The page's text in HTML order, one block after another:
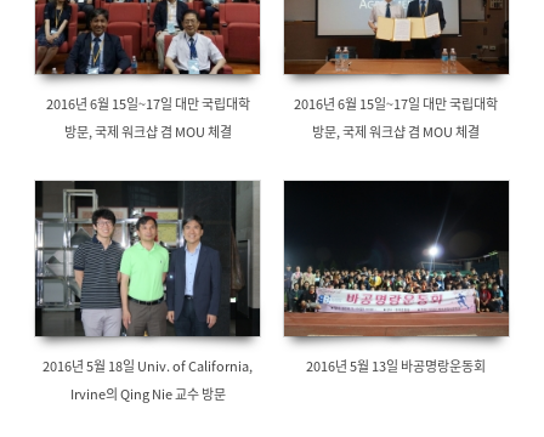
2016년 6월 15일~17일 대만 국립대학
방문, 국제 워크샵 겸 MOU 체결
2016년 6월 15일~17일 대만 국립대학
방문, 국제 워크샵 겸 MOU 체결
2016년 5월 18일 Univ. of California,
Irvine의 Qing Nie 교수 방문
2016년 5월 13일 바공명랑운동회